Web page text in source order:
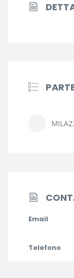
Email
Telefono